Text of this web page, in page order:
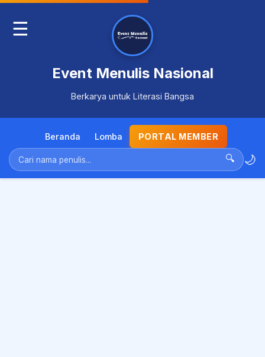
☰
Event Menulis Nasional
Berkarya untuk Literasi Bangsa
Beranda Lomba PORTAL MEMBER
🔍 🌙